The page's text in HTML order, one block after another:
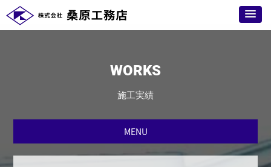
WORKS
施工実績
MENU